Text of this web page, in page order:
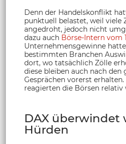
Denn der Handelskonflikt
punktuell belastet, weil viele
angedroht, jedoch nicht
dazu auch Börse-Intern vom
Unternehmensgewinne
bestimmten Branchen
dort, wo tatsächlich Zölle
diese bleiben auch nach den
Gesprächen vorerst
reagierten die Börsen relativ
DAX überwindet
Hürden